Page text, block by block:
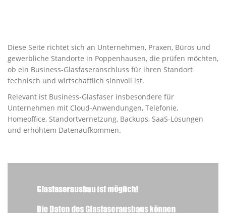
Diese Seite richtet sich an Unternehmen, Praxen, Büros und
gewerbliche Standorte in Poppenhausen, die prüfen möchten,
ob ein Business-Glasfaseranschluss für ihren Standort
technisch und wirtschaftlich sinnvoll ist.
Relevant ist Business-Glasfaser insbesondere für
Unternehmen mit Cloud-Anwendungen, Telefonie,
Homeoffice, Standortvernetzung, Backups, SaaS-Lösungen
und erhöhtem Datenaufkommen.